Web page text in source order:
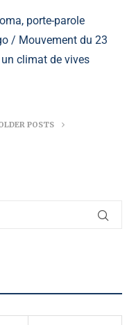
porte-parole
/ Mouvement du 23
climat de vives
POSTS